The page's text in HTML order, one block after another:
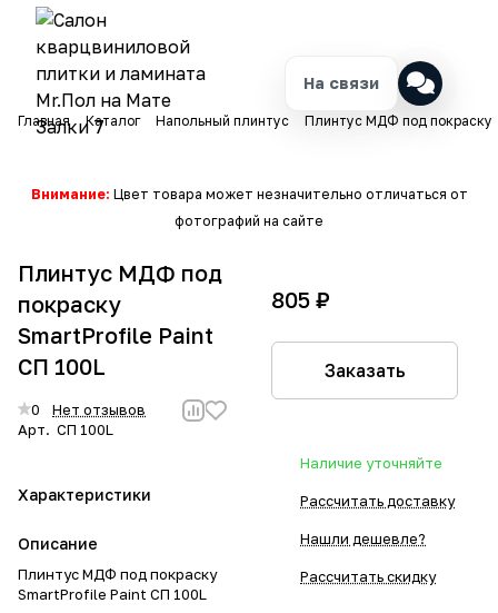
Главная Каталог Напольный плинтус Плинтус МДФ под покраску
Внимание: Цвет товара может незначительно отличаться от
фотографий на сайте
Плинтус МДФ под
покраску
SmartProfile Paint
СП 100L
0
Нет отзывов
Арт. СП 100L
Характеристики
Описание
Плинтус МДФ под покраску
SmartProfile Paint СП 100L
805 ₽
Заказать
Наличие уточняйте
Рассчитать доставку
Нашли дешевле?
Рассчитать скидку
На связи